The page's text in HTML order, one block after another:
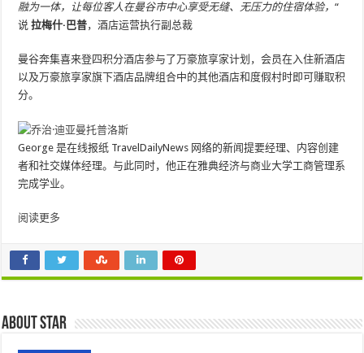
融为一体，让每位客人在曼谷市中心享受无缝、无压力的住宿体验，“
说拉梅什·巴普，酒店运营执行副总裁
曼谷奔集喜来登四积分酒店参与了万豪旅享家计划，会员在入住新酒店
以及万豪旅享家旗下酒店品牌组合中的其他酒店和度假村时即可赚取积
分。
George 是在线报纸 TravelDailyNews 网络的新闻提要经理、内容创建
者和社交媒体经理。与此同时，他正在雅典经济与商业大学工商管理系
完成学业。
阅读更多
About star